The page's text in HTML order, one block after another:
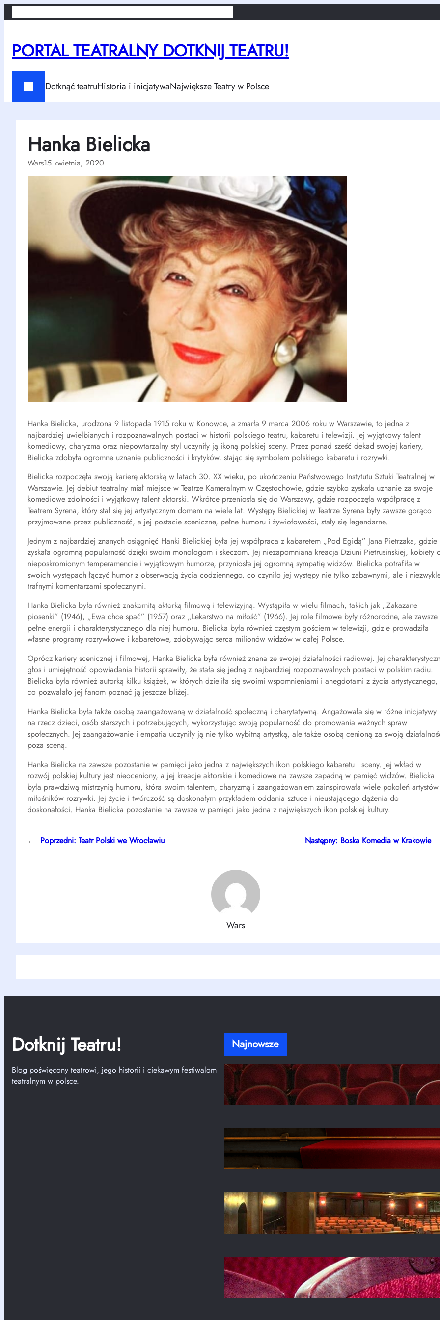
Przejdź
do
PORTAL TEATRALNY DOTKNIJ TEATRU!
Dotknąć teatruHistoria i inicjatywaNajwiększe Teatry w Polsce
Hanka Bielicka
Wars15 kwietnia, 2020
Hanka Bielicka, urodzona 9 listopada 1915 roku w Konowce, a zmarła 9 marca 2006 roku w Warszawie, to jedna z
najbardziej uwielbianych i rozpoznawalnych postaci w historii polskiego teatru, kabaretu i telewizji. Jej wyjątkowy talent
komediowy, charyzma oraz niepowtarzalny styl uczyniły ją ikoną polskiej sceny. Przez ponad sześć dekad swojej kariery,
Bielicka zdobyła ogromne uznanie publiczności i krytyków, stając się symbolem polskiego kabaretu i rozrywki.
Bielicka rozpoczęła swoją karierę aktorską w latach 30. XX wieku, po ukończeniu Państwowego Instytutu Sztuki Teatralnej w
Warszawie. Jej debiut teatralny miał miejsce w Teatrze Kameralnym w Częstochowie, gdzie szybko zyskała uznanie za swoje
komediowe zdolności i wyjątkowy talent aktorski. Wkrótce przeniosła się do Warszawy, gdzie rozpoczęła współpracę z
Teatrem Syrena, który stał się jej artystycznym domem na wiele lat. Występy Bielickiej w Teatrze Syrena były zawsze gorąco
przyjmowane przez publiczność, a jej postacie sceniczne, pełne humoru i żywiołowości, stały się legendarne.
Jednym z najbardziej znanych osiągnięć Hanki Bielickiej była jej współpraca z kabaretem „Pod Egidą” Jana Pietrzaka, gdzie
zyskała ogromną popularność dzięki swoim monologom i skeczom. Jej niezapomniana kreacja Dziuni Pietrusińskiej, kobiety o
nieposkromionym temperamencie i wyjątkowym humorze, przyniosła jej ogromną sympatię widzów. Bielicka potrafiła w
swoich występach łączyć humor z obserwacją życia codziennego, co czyniło jej występy nie tylko zabawnymi, ale i
trafnymi komentarzami społecznymi.
Hanka Bielicka była również znakomitą aktorką filmową i telewizyjną. Wystąpiła w wielu filmach, takich jak „Zakazane
piosenki” (1946), „Ewa chce spać” (1957) oraz „Lekarstwo na miłość” (1966). Jej role filmowe były różnorodne, ale zawsze
pełne energii i charakterystycznego dla niej humoru. Bielicka była również częstym gościem w telewizji, gdzie prowadziła
własne programy rozrywkowe i kabaretowe, zdobywając serca milionów widzów w całej Polsce.
Oprócz kariery scenicznej i filmowej, Hanka Bielicka była również znana ze swojej działalności radiowej. Jej
głos i umiejętność opowiadania historii sprawiły, że stała się jedną z najbardziej rozpoznawalnych postaci w polskim radiu.
Bielicka była również autorką kilku książek, w których dzieliła się swoimi wspomnieniami i anegdotami z życia artystycznego,
co pozwalało jej fanom poznać ją jeszcze bliżej.
Hanka Bielicka była także osobą zaangażowaną w działalność społeczną i charytatywną. Angażowała się w różne inicjatywy
na rzecz dzieci, osób starszych i potrzebujących, wykorzystując swoją popularność do promowania ważnych spraw
społecznych. Jej zaangażowanie i empatia uczyniły ją nie tylko wybitną artystką, ale także osobą cenioną za swoją
poza sceną.
Hanka Bielicka na zawsze pozostanie w pamięci jako jedna z największych ikon polskiego kabaretu i sceny. Jej wkład w
rozwój polskiej kultury jest nieoceniony, a jej kreacje aktorskie i komediowe na zawsze zapadną w pamięć widzów. Bielicka
była prawdziwą mistrzynią humoru, która swoim talentem, charyzmą i zaangażowaniem zainspirowała wiele pokoleń
miłośników rozrywki. Jej życie i twórczość są doskonałym przykładem oddania sztuce i nieustającego dążenia do
doskonałości. Hanka Bielicka pozostanie na zawsze w pamięci jako jedna z największych ikon polskiej kultury.
← Poprzedni: Teatr Polski we Wrocławiu Następny: Boska Komedia w Krakowie
Wars
Dotknij Teatru!
Blog poświęcony teatrowi, jego historii i ciekawym festiwalom
teatralnym w polsce.
Najnowsze
Stanisław Moniuszko – ojciec polskiej opery, o
którym warto pamiętać
kwi 20, 2026
Fenomen Teatru Telewizji – historia, największe
role i reżyserzy
kwi 20, 2026
Historia Teatru Kwadrat w Warszawie –
dlaczego jest tak popularny
kwi 20, 2026
Jan Kobuszewski – skromny gigant polskiej
sceny teatralnej
kwi 20, 2026